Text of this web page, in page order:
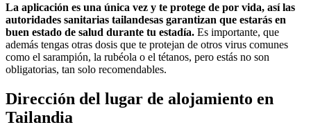
La aplicación es una única vez y te protege de por vida, así las
autoridades sanitarias tailandesas garantizan que estarás en
buen estado de salud durante tu estadía. Es importante, que
además tengas otras dosis que te protejan de otros virus comunes
como el sarampión, la rubéola o el tétanos, pero estás no son
obligatorias, tan solo recomendables.
Dirección del lugar de alojamiento en
Tailandia